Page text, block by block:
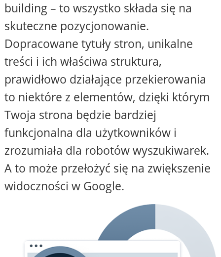
building – to wszystko składa się na
skuteczne pozycjonowanie.
Dopracowane tytuły stron, unikalne
treści i ich właściwa struktura,
prawidłowo działające przekierowania
to niektóre z elementów, dzięki którym
Twoja strona będzie bardziej
funkcjonalna dla użytkowników i
zrozumiała dla robotów wyszukiwarek.
A to może przełożyć się na zwiększenie
widoczności w Google.